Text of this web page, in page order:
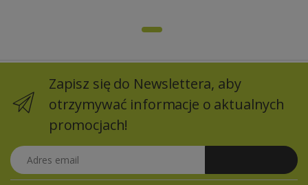
Zapisz się do Newslettera, aby
otrzymywać informacje o aktualnych
promocjach!
Adres email